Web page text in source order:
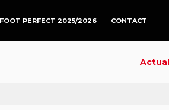
FOOT PERFECT 2025/2026 CONTACT